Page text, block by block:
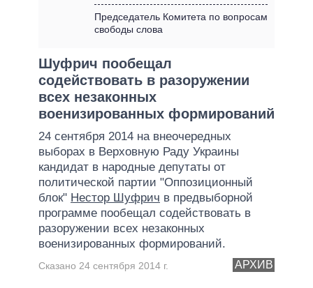
ГЛАВЫ ОБЛАДМИНИСТРАЦИЙ
СРАВНЕНИЕ ПОЛИТИКОВ
Председатель Комитета по вопросам
свободы слова
Шуфрич пообещал
содействовать в разоружении
всех незаконных
военизированных формирований
24 сентября 2014 на внеочередных
выборах в Верховную Раду Украины
кандидат в народные депутаты от
политической партии "Оппозиционный
блок" Нестор Шуфрич в предвыборной
программе пообещал содействовать в
разоружении всех незаконных
военизированных формирований.
АРХИВ
Сказано 24 сентября 2014 г.